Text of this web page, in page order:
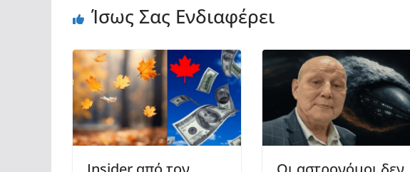
Ίσως Σας Ενδιαφέρει